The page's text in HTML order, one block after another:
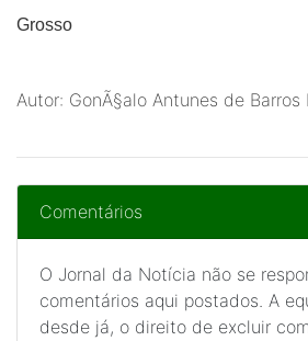
Grosso
Autor: GonÃ§alo Antunes de Barros
Comentários
O Jornal da Notícia não se
comentários aqui postados. A
desde já, o direito de excluir